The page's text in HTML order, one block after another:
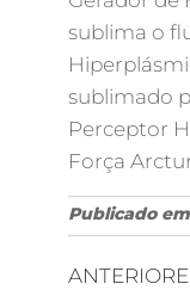
sublima o
sublimado
Perceptor
Força
Publicado em